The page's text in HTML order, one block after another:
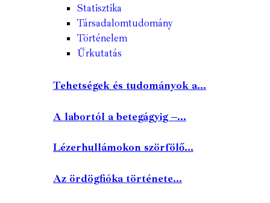
Statisztika
Társadalomtudomány
Történelem
Űrkutatás
Tehetségek és tudományok a...
A labortól a betegágyig –...
Lézerhullámokon szörfölő...
Az ördögfióka története...